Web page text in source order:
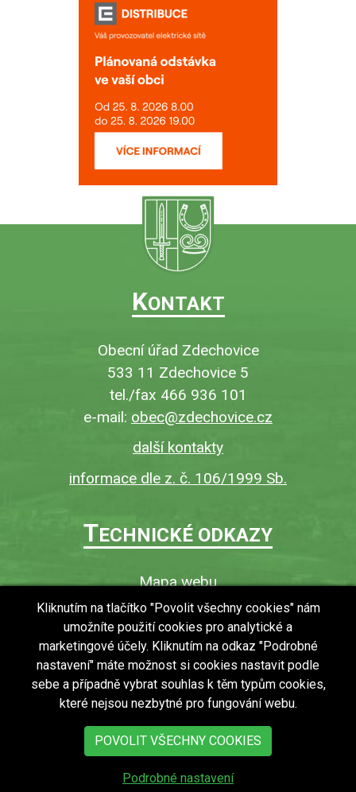
KONTAKT
Obecní úřad Zdechovice
533 11 Zdechovice 5
tel./fax 466 936 101
e-mail: obec@zdechovice.cz
další kontakty
informace dle z. č. 106/1999 Sb.
TECHNICKÉ ODKAZY
Mapa webu
O webu
Povinně zveřejňované informace
Ochrana osobních údajů (GDPR)
Vyhledávání
RSS
Bezbariérový přístup v obci
copyright © 2018 - 2026Obec Zdechovice
Kliknutím na tlačítko "Povolit všechny cookies" nám
umožníte použití cookies pro analytické a
marketingové účely. Kliknutím na odkaz "Podrobné
nastavení" máte možnost si cookies nastavit podle
sebe a případně vybrat souhlas k těm typům cookies,
které nejsou nezbytné pro fungování webu.
POVOLIT VŠECHNY COOKIES
Podrobné nastavení